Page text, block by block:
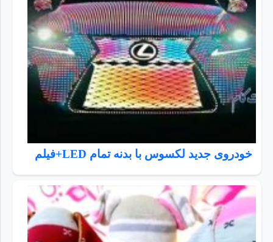
خودروی جدید لکسوس با بدنه تمام LED+فیلم